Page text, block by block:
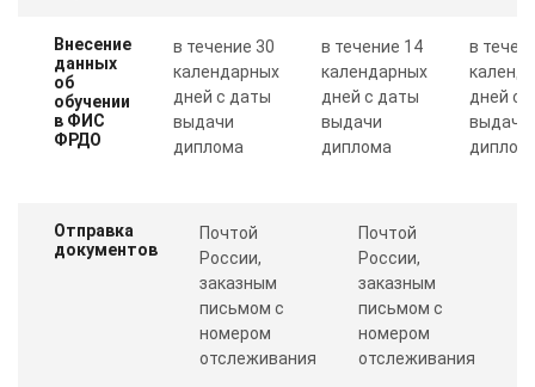
Внесение
данных
об
обучении
в ФИС
ФРДО
в течение 30
календарных
дней с даты
выдачи
диплома
в течение 14
календарных
дней с даты
выдачи
диплома
в
дней с
выдачи
Отправка
документов
Почтой
России,
заказным
письмом с
номером
отслеживания
Почтой
России,
заказным
письмом с
номером
отслеживания